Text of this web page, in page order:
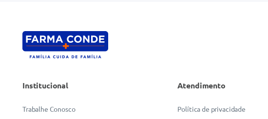
Institucional
Trabalhe Conosco
Atendimento
Política de privacidade